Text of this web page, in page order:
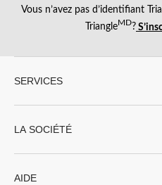
Vous n’avez pas d’identifiant
TriangleMD?
SERVICES
LA SOCIÉTÉ
AIDE